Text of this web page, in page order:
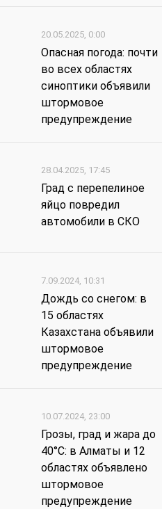
20.05.2025, 0:00
Опасная погода: почти
во всех областях
синоптики объявили
штормовое
предупреждение
28.04.2025, 17:45
Град с перепелиное
яйцо повредил
автомобили в СКО
7.09.2024, 10:31
Дождь со снегом: в
15 областях
Казахстана объявили
штормовое
предупреждение
10.07.2024, 23:00
Грозы, град и жара до
40°С: в Алматы и 12
областях объявлено
штормовое
предупреждение